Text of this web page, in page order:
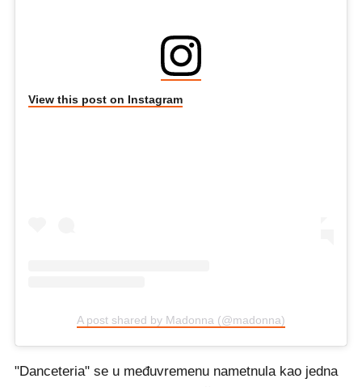
View this post on Instagram
A post shared by Madonna (@madonna)
"Danceteria" se u međuvremenu nametnula kao jedna